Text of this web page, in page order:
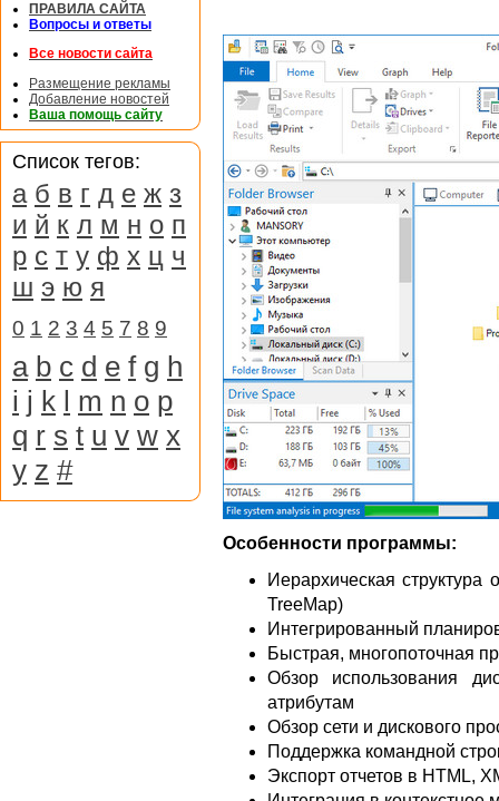
Особенности программы:
Иерархическая
TreeMap)
Интегрированный
Быстрая, многопоточная
Обзор использования
атрибутам
Обзор сети и дискового
Поддержка командной
Экспорт отчетов в HTML,
ПРАВИЛА САЙТА
Вопросы и ответы
Все новости сайта
Размещение рекламы
Добавление новостей
Ваша помощь сайту
Список тегов:
а б в г д е ж з
и й к л м н о п
р с т у ф х ц ч
ш э ю я
0 1 2 3 4 5 7 8 9
a b c d e f g h
i j k l m n o p
q r s t u v w x
y z #